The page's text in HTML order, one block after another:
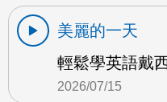
美麗的一天
輕鬆學英語戴
2026/07/15